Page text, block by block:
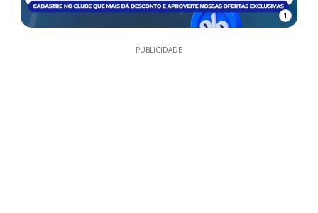
1
PUBLICIDADE